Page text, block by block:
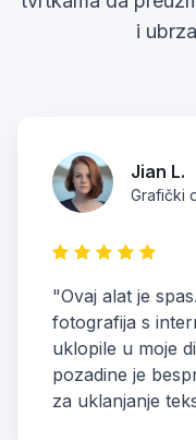
i
Jian L.
Grafički
"Ovaj alat je
fotografija s
uklopile u moje
pozadine je
za uklanjanje